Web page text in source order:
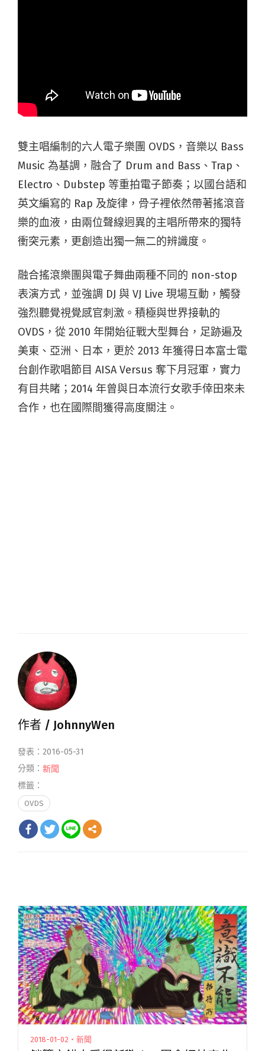
雙主唱編制的六人電子樂團 OVDS，音樂以 Bass
Music 為基調，融合了 Drum and Bass、Trap、
Electro、Dubstep 等重拍電子節奏；以國台語和
英文編寫的 Rap 及旋律，骨子裡依然帶著搖滾音
樂的血液，由兩位聲線迥異的主唱所帶來的獨特
衝突元素，更創造出獨一無二的辨識度。
融合搖滾樂團與電子舞曲兩種不同的 non-stop
表演方式，並強調 DJ 與 VJ Live 現場互動，觸發
強烈聽覺視覺感官刺激。積極與世界接軌的
OVDS，從 2010 年開始征戰大型舞台，足跡遍及
美東、亞洲、日本，更於 2013 年獲得日本富士電
台創作歌唱節目 AISA Versus 奪下月冠軍，實力
有目共睹；2014 年曾與日本流行女歌手倖田來未
合作，也在國際間獲得高度關注。
作者 / JohnnyWen
發表：2016-05-31
分類： 新聞
標籤：
OVDS
2018-01-02・新聞